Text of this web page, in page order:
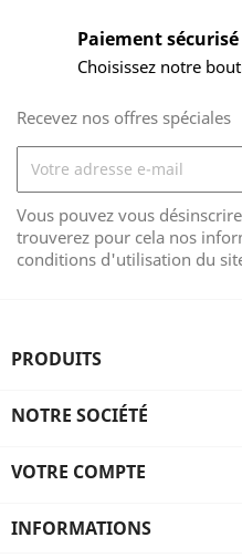
Paiement sécurisé
Choisissez notre
Recevez nos offres spéciales
Vous pouvez vous
trouverez pour cela nos
conditions d'utilisation du
PRODUITS
NOTRE SOCIÉTÉ
VOTRE COMPTE
INFORMATIONS